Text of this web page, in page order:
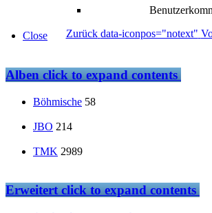
Zurück data-iconpos="notext"
Close
Albenclick to expand contents
Böhmische 58
JBO 214
TMK 2989
Erweitertclick to expand contents